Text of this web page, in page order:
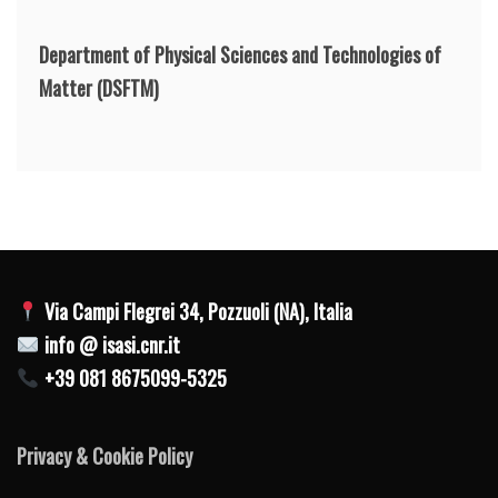
Department of Physical Sciences and Technologies of
Matter(DSFTM)
Via Campi Flegrei 34, Pozzuoli (NA), Italia
info @ isasi.cnr.it
+39 081 8675099-5325
Privacy & Cookie Policy